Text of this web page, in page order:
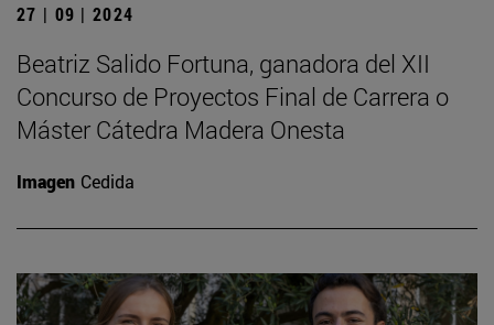
27 | 09 | 2024
Beatriz Salido Fortuna, ganadora del XII
Concurso de Proyectos Final de Carrera o
Máster Cátedra Madera Onesta
Imagen Cedida